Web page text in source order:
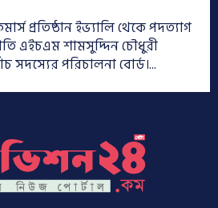
প্রতিষ্ঠান ইভ্যালি থেকে পদত্যাগ
এইচএম শামসুদ্দিন চৌধুরী
সদস্যের পরিচালনা বোর্ড।...